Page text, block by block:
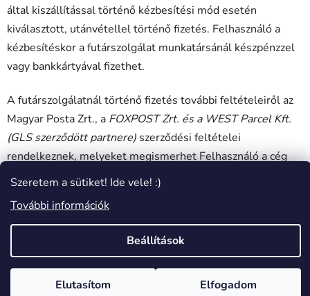
Szeretem a sütiket! Ide vele! :)
További információk
Beállítások
Elutasítom Elfogadom
által kiszállítással történő kézbesítési mód esetén
kiválasztott, utánvétellel történő fizetés. Felhasználó a
kézbesítéskor a futárszolgálat munkatársánál készpénzzel
vagy bankkártyával fizethet.
A futárszolgálatnál történő fizetés további feltételeiről az
Magyar Posta Zrt., a FOXPOST Zrt. és a WEST Parcel Kft.
(GLS szerződött partnere) szerződési feltételei
rendelkeznek, melyeket megismerhet Felhasználó a cég
online felületén (lentebb részletezve).
10.1.5. Utánvétel átvételi pont esetén:
A megrendelés elküldésének folyamatában Felhasználó
által kiválasztott az Magyar Posta Zrt. és aWEST Parcel
Kft. (GLS szerződött partnere, mint személyes